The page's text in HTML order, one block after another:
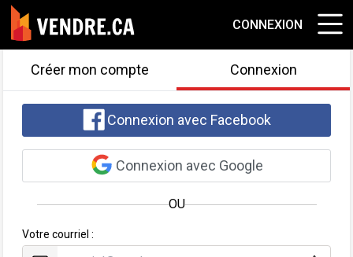
CONNEXION
Créer mon compte Connexion
Connexion avec Facebook
Connexion avec Google
OU
Votre courriel :